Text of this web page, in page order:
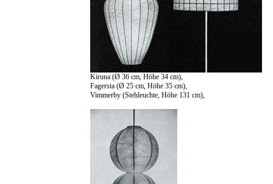
Kiruna (Ø 36 cm, Höhe 34 cm),
Fagersta (Ø 25 cm, Höhe 35 cm),
Vimmerby (Stehleuchte, Höhe 131 cm),